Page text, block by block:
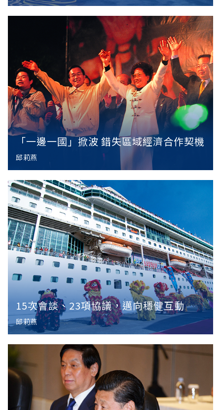
「一邊一國」掀波 錯失區域經濟合作契機
邱莉燕
15次會談、23項協議，邁向穩健互動
邱莉燕